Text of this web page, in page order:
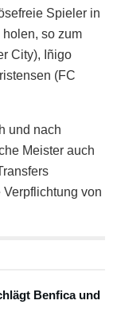
Spieler in
so zum
City), Iñigo
(FC
und nach
Meister auch
von
Benfica und